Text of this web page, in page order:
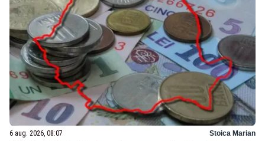
6 aug. 2026, 08:07 Stoica Marian